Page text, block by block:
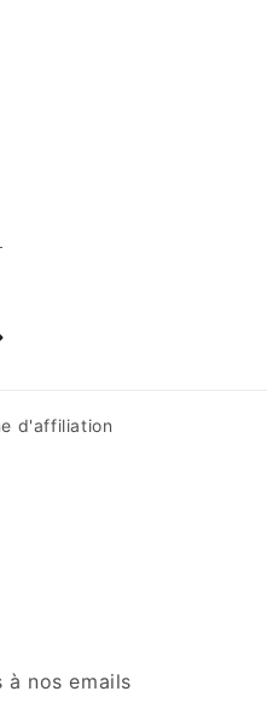
d'affiliation
à nos emails